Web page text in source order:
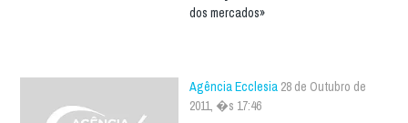
dos mercados»
Agência Ecclesia 28 de Outubro de
2011, �s 17:46